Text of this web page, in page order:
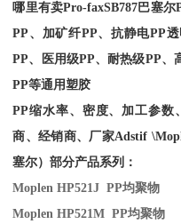
哪里有卖Pro-faxSB787 巴塞尔
PP、加矿纤PP、抗静电PP
PP、医用级PP、耐热级PP、
PP等通用塑胶
PP缩水率、密度、加工参数
商、经销商、厂家Adstif
塞尔）部分产品系列：
Moplen HP521J PP均聚物
Moplen HP521M PP均聚物